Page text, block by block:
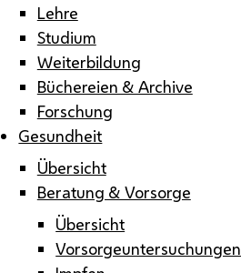
Lehre
Studium
Weiterbildung
Büchereien & Archive
Forschung
Gesundheit
Übersicht
Beratung & Vorsorge
Übersicht
Vorsorgeuntersuchungen